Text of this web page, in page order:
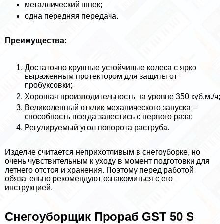
металлический шнек;
одна передняя передача.
Преимущества:
Достаточно крупные устойчивые колеса с ярко
выраженным протектором для защиты от
пробуксовки;
Хорошая производительность на уровне 350 куб.м./ч;
Великолепный отклик механического запуска –
способность всегда завестись с первого раза;
Регулируемый угол поворота раструба.
Изделие считается неприхотливым в снегоуборке, но
очень чувствительным к уходу в момент подготовки для
летнего отстоя и хранения. Поэтому перед работой
обязательно рекомендуют ознакомиться с его
инструкцией.
Снегоуборщик Прораб GST 50 S